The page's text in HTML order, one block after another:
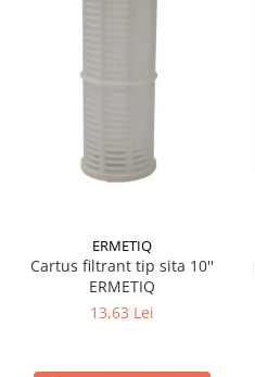
Ventilator de tubulatura
Amenajare bucatarie
CHIUVETE BUCATARIE
Chiuvete bucatarie din compozit
Chiuveta bucatarie granit
Baterie bucatarie
Tuburi Flexibile Hota
ERMETIQ
Cartus filtrant tip sita 10''
ERMETIQ
13,63 Lei